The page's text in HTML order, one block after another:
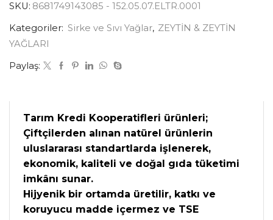
SKU: 8681749143085 - 152.05.07.ELTR.0001
Kategoriler: Sirke ve Sıvı Yağlar, ZEYTİN & ZEYTİN
YAĞLARI
Paylaş:
Tarım Kredi Kooperatifleri ürünleri;
Çiftçilerden alınan natürel ürünlerin
uluslararası standartlarda işlenerek,
ekonomik, kaliteli ve doğal gıda tüketimi
imkânı sunar.
Hijyenik bir ortamda üretilir, katkı ve
koruyucu madde içermez ve TSE